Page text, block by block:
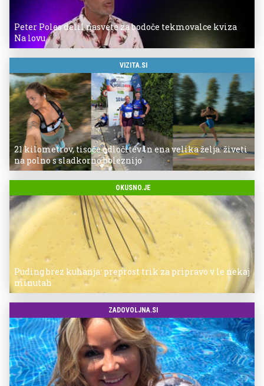
Peter Poles delil nasvete za bodoče tekmovalce kviza
Na lovu
VIZITA.SI
21 kilometrov, tisoče odločitev in ena velika želja: živeti
na polno s sladkorno boleznijo
OKUSNO.JE
Puding brez kuhanja: preprost trik za pripravo v le nekaj
minutah
ZADOVOLJNA.SI